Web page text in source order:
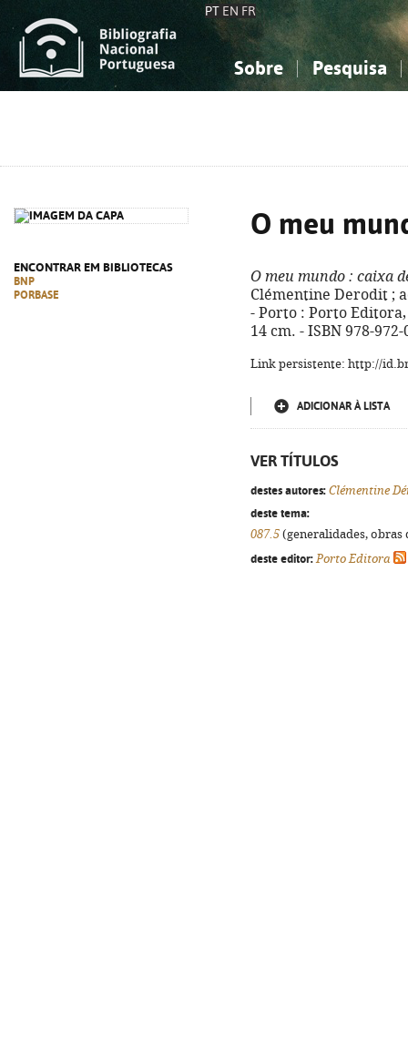
PT EN FR
Sobre Pesquisa
ENCONTRAR EM BIBLIOTECAS
BNP
PORBASE
O meu
O meu mundo : caixa
Clémentine Derodit ;
- Porto : Porto
14 cm. - ISBN 978-972-
Link persistente: http://
ADICIONAR À LISTA
VER TÍTULOS
destes autores: Clémentine
deste tema:
087.5 (generalidades,
deste editor: Porto Editora